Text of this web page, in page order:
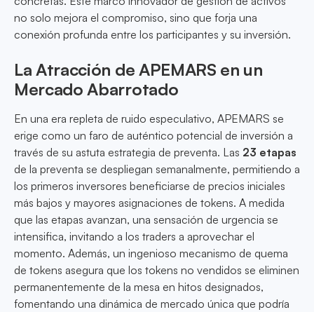
no solo mejora el compromiso, sino que forja una
conexión profunda entre los participantes y su inversión.
La Atracción de APEMARS en un
Mercado Abarrotado
En una era repleta de ruido especulativo, APEMARS se
erige como un faro de auténtico potencial de inversión a
través de su astuta estrategia de preventa. Las 23 etapas
de la preventa se despliegan semanalmente, permitiendo a
los primeros inversores beneficiarse de precios iniciales
más bajos y mayores asignaciones de tokens. A medida
que las etapas avanzan, una sensación de urgencia se
intensifica, invitando a los traders a aprovechar el
momento. Además, un ingenioso mecanismo de quema
de tokens asegura que los tokens no vendidos se eliminen
permanentemente de la mesa en hitos designados,
fomentando una dinámica de mercado única que podría